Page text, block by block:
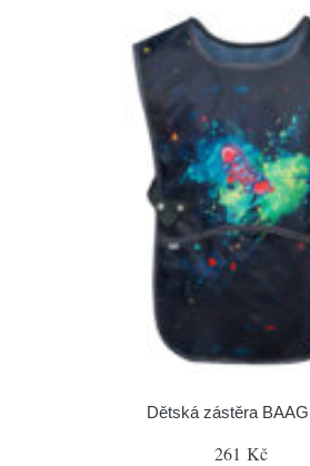
Dětská zástěra
261 Kč